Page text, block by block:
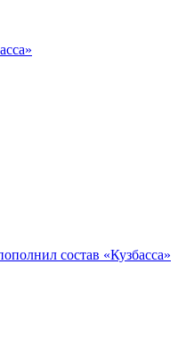
состав «Кузбасса»